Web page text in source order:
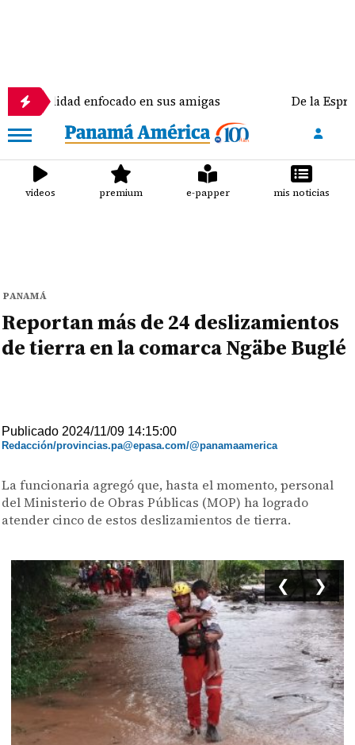
enfocado en sus amigas De la Espriella
videos premium e-papper mis noticias
PANAMÁ
Reportan más de 24 deslizamientos
de tierra en la comarca Ngäbe Buglé
Publicado 2024/11/09 14:15:00
Redacción/provincias.pa@epasa.com/@panamaamerica
La funcionaria agregó que, hasta el momento, personal
del Ministerio de Obras Públicas (MOP) ha logrado
atender cinco de estos deslizamientos de tierra.
❮ ❯